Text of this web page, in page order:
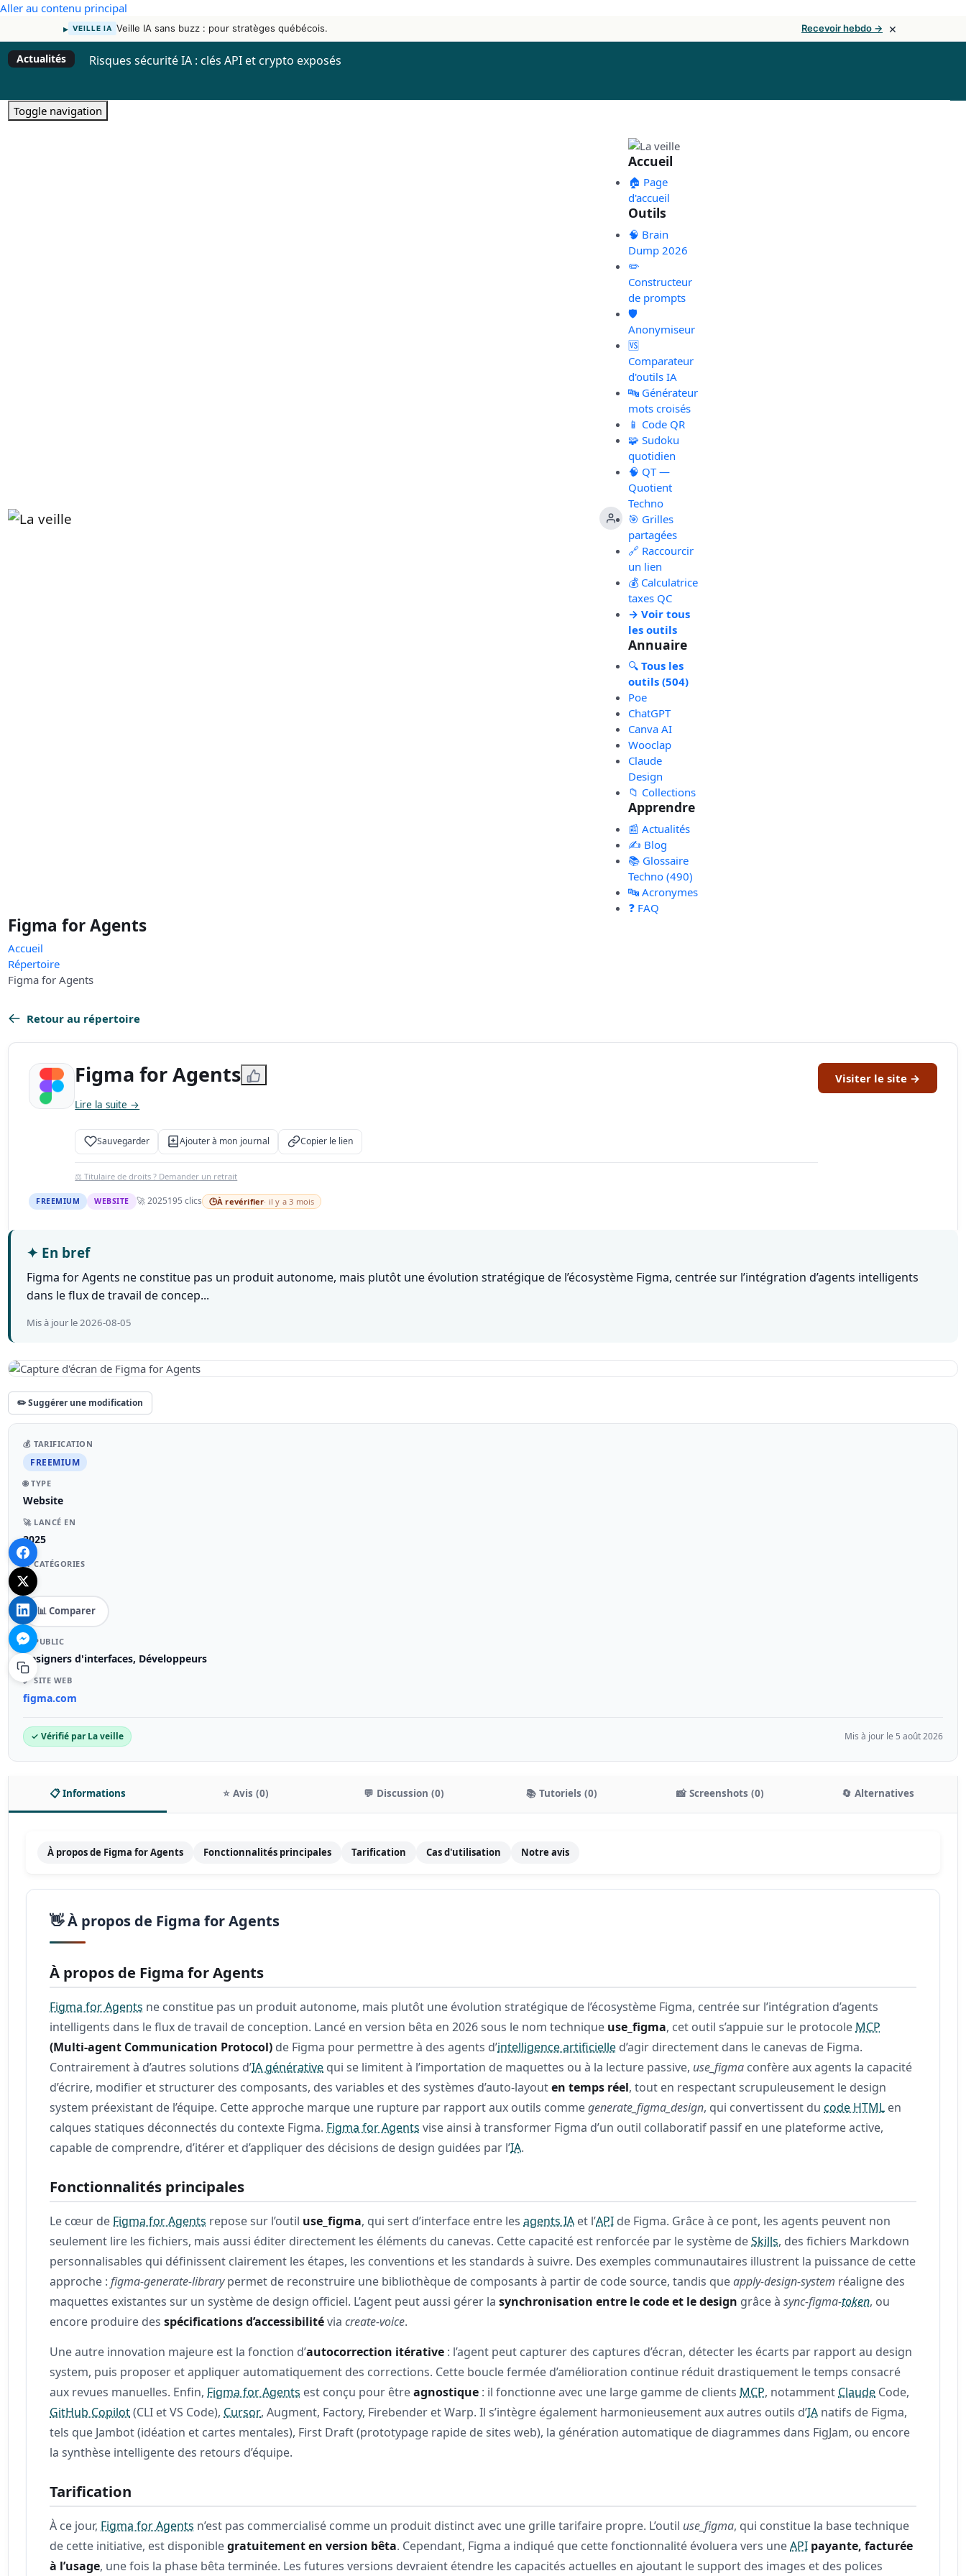
Aller au contenu principal
▸ VEILLE IA Veille IA sans buzz : pour stratèges québécois. Recevoir hebdo → ×
Actualités Risques sécurité IA : clés API et crypto exposés
Toggle navigation
Accueil
🏠 Page
d'accueil
Outils
🧠 Brain
Dump 2026
✏️
Constructeur
de prompts
🛡️
Anonymiseur
🆚
Comparateur
d'outils IA
🔤 Générateur
mots croisés
📱 Code QR
🧩 Sudoku
quotidien
🧠 QT —
Quotient
Techno
🎯 Grilles
partagées
🔗 Raccourcir
un lien
💰 Calculatrice
taxes QC
→ Voir tous
les outils
Annuaire
🔍Tous les
outils (504)
Poe
ChatGPT
Canva AI
Wooclap
Claude
Design
📁 Collections
Apprendre
📰 Actualités
✍️ Blog
📚 Glossaire
Techno (490)
🔤 Acronymes
❓ FAQ
Figma for Agents
Accueil
Répertoire
Figma for Agents
Retour au répertoire
Figma for Agents
Lire la suite →
Sauvegarder Ajouter à mon journal Copier le lien
⚖️ Titulaire de droits ? Demander un retrait
Visiter le site →
FREEMIUM WEBSITE 🚀 2025195 clics 🕒À revérifier· il y a 3 mois
✦ En bref
Figma for Agents ne constitue pas un produit autonome, mais plutôt une évolution stratégique de l’écosystème Figma, centrée sur l’intégration d’agents intelligents
dans le flux de travail de concep...
Mis à jour le 2026-08-05
✏️ Suggérer une modification
💰 TARIFICATION
FREEMIUM
🌐 TYPE
Website
🚀 LANCÉ EN
2025
📁 CATÉGORIES
–
📊 Comparer
🎯 PUBLIC
Designers d'interfaces, Développeurs
🔗 SITE WEB
figma.com
✓ Vérifié par La veille Mis à jour le 5 août 2026
📋 Informations ⭐ Avis (0) 💬 Discussion (0) 📚 Tutoriels (0) 📸 Screenshots (0) 🔄 Alternatives
À propos de Figma for Agents Fonctionnalités principales Tarification Cas d'utilisation Notre avis
👋 À propos de Figma for Agents
À propos de Figma for Agents
Figma for Agents ne constitue pas un produit autonome, mais plutôt une évolution stratégique de l’écosystème Figma, centrée sur l’intégration d’agents
intelligents dans le flux de travail de conception. Lancé en version bêta en 2026 sous le nom technique use_figma, cet outil s’appuie sur le protocole MCP
(Multi-agent Communication Protocol) de Figma pour permettre à des agents d’intelligence artificielle d’agir directement dans le canevas de Figma.
Contrairement à d’autres solutions d’IA générative qui se limitent à l’importation de maquettes ou à la lecture passive, use_figma confère aux agents la capacité
d’écrire, modifier et structurer des composants, des variables et des systèmes d’auto-layouten temps réel, tout en respectant scrupuleusement le design
system préexistant de l’équipe. Cette approche marque une rupture par rapport aux outils commegenerate_figma_design, qui convertissent ducode HTML en
calques statiques déconnectés du contexte Figma. Figma for Agents vise ainsi à transformer Figma d’un outil collaboratif passif en une plateforme active,
capable de comprendre, d’itérer et d’appliquer des décisions de design guidées par l’IA.
Fonctionnalités principales
Le cœur de Figma for Agents repose sur l’outil use_figma, qui sert d’interface entre lesagents IA et l’API de Figma. Grâce à ce pont, les agents peuvent non
seulement lire les fichiers, mais aussi éditer directement les éléments du canevas. Cette capacité est renforcée par le système deSkills, des fichiers Markdown
personnalisables qui définissent clairement les étapes, les conventions et les standards à suivre. Des exemples communautaires illustrent la puissance de cette
approche :figma-generate-librarypermet de reconstruire une bibliothèque de composants à partir de code source, tandis queapply-design-system réaligne des
maquettes existantes sur un système de design officiel. L’agent peut aussi gérer lasynchronisation entre le code et le design grâce àsync-figma-token, ou
encore produire desspécifications d’accessibilitéviacreate-voice.
Une autre innovation majeure est la fonction d’autocorrection itérative : l’agent peut capturer des captures d’écran, détecter les écarts par rapport au design
system, puis proposer et appliquer automatiquement des corrections. Cette boucle fermée d’amélioration continue réduit drastiquement le temps consacré
aux revues manuelles. Enfin, Figma for Agents est conçu pour êtreagnostique : il fonctionne avec une large gamme de clients MCP, notamment Claude Code,
GitHub Copilot(CLI et VS Code), Cursor, Augment, Factory, Firebender et Warp. Il s’intègre également harmonieusement aux autres outils d’IA natifs de Figma,
tels que Jambot (idéation et cartes mentales), First Draft (prototypage rapide de sites web), la génération automatique de diagrammes dans FigJam, ou encore
la synthèse intelligente des retours d’équipe.
Tarification
À ce jour, Figma for Agents n’est pas commercialisé comme un produit distinct avec une grille tarifaire propre. L’outil use_figma, qui constitue la base technique
de cette initiative, est disponiblegratuitement en version bêta. Cependant, Figma a indiqué que cette fonctionnalité évoluera vers uneAPI payante, facturée
à l’usage, une fois la phase bêta terminée. Les futures versions devraient étendre les capacités actuelles en ajoutant le support des images et des polices